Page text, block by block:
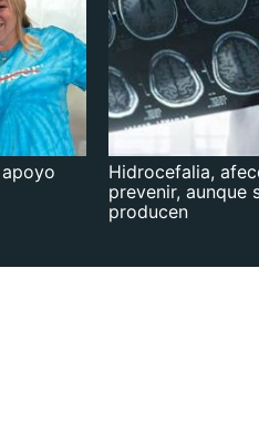
Hidrocefalia,
prevenir, aunque
producen